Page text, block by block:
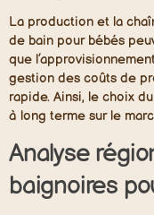
La production et la
de bain pour bébés
que
gestion des coûts de
rapide. Ainsi, le choix
à long terme sur le
Analyse
baignoires